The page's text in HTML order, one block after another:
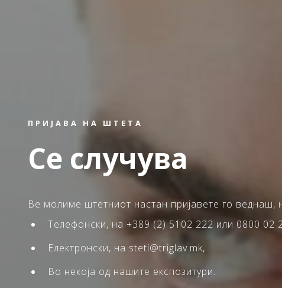
ПРИЈАВА НА ШТЕТА
Се случува
Ве молиме штетниот настан пријавете го веднаш,
Телефонски, на +389 (2) 5102 222 или 0800 02
Електронски, на steti@triglav.mk,
Во некоја од нашите експозитури.